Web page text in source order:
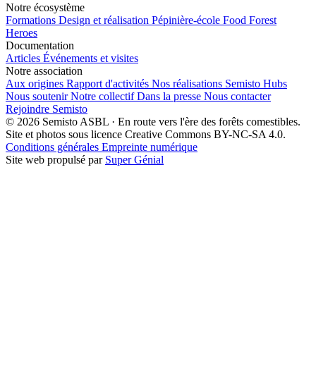
Notre écosystème
Formations Design et réalisation Pépinière-école Food Forest
Heroes
Documentation
Articles Événements et visites
Notre association
Aux origines Rapport d'activités Nos réalisations Semisto Hubs
Nous soutenirNotre collectifDans la presse Nous contacter
Rejoindre Semisto
© 2026 Semisto ASBL · En route vers l'ère des forêts comestibles.
Site et photos sous licence Creative Commons BY-NC-SA 4.0.
Conditions générales Empreinte numérique
Site web propulsé par Super Génial